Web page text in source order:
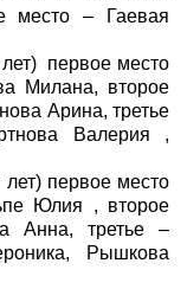
место – Гаевая
первое место
Милана, второе
Арина, третье
Валерия ,
первое место
Юлия , второе
Анна, третье –
Рышкова